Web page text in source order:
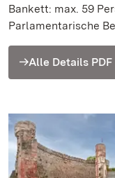
Bankett: max. 59
Parlamentarische
Alle Details PDF